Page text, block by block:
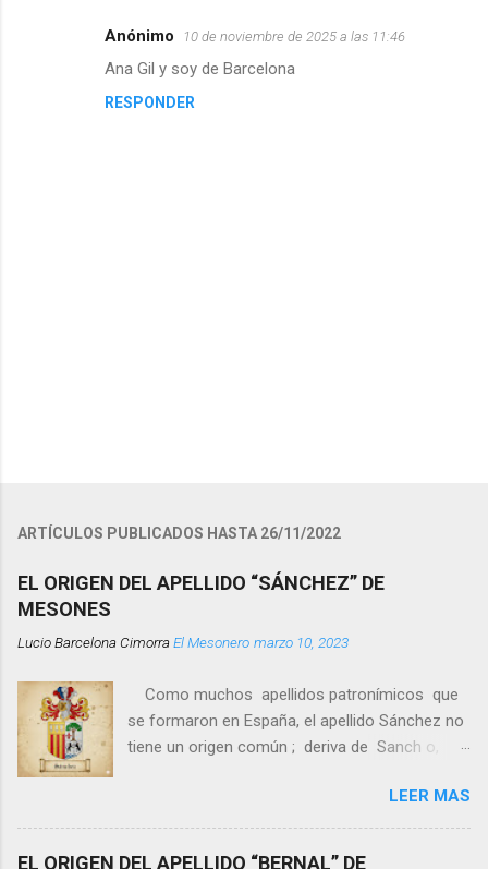
Anónimo 10 de noviembre de 2025 a las 11:46
Ana Gil y soy de Barcelona
RESPONDER
l
c
a
r
n
o
m
e
n
t
i
ARTÍCULOS PUBLICADOS HASTA 26/11/2022
EL ORIGEN DEL APELLIDO “SÁNCHEZ” DE
MESONES
Lucio Barcelona Cimorra El Mesonero marzo 10, 2023
Como muchos apellidos patronímicos que
se formaron en España, el apellido Sánchez no
tiene un origen común ; deriva de Sanch o,
terminación patronímica - ez -, es decir, el
apellido Sánchez significa “hijo o descendiente
LEER MAS
EL ORIGEN DEL APELLIDO “BERNAL” DE